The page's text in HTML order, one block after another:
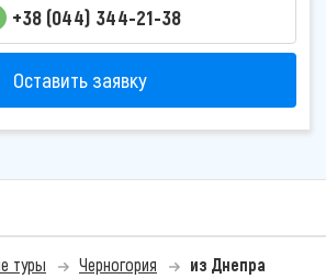
+38 (044) 344-21-38
Оставить заявку
туры Черногория из Днепра